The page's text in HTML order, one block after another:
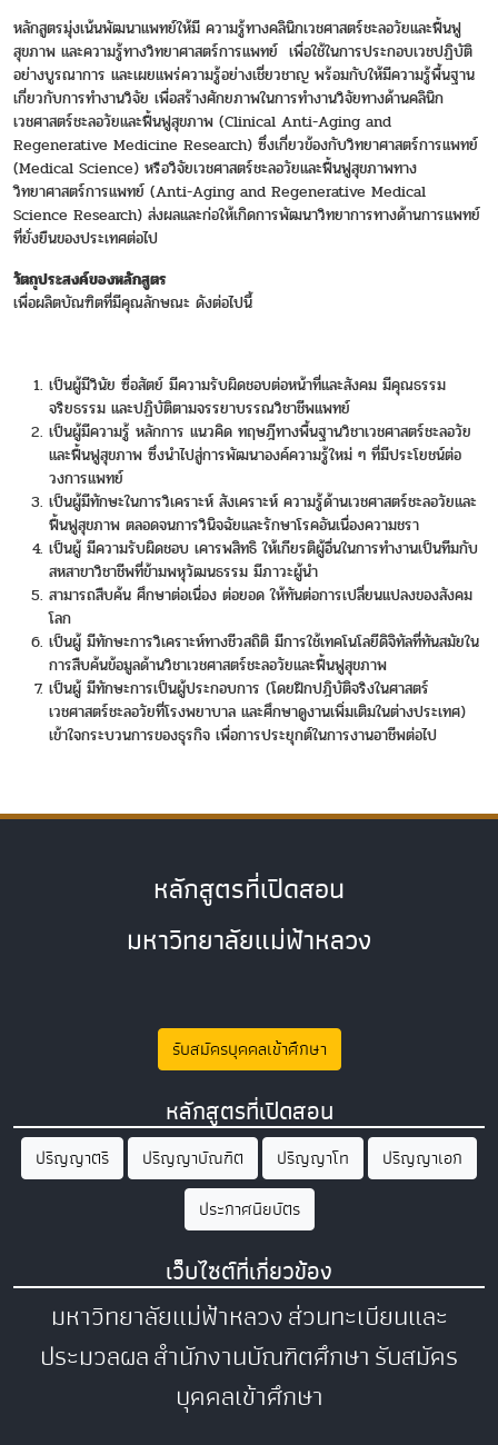
หลักสูตรมุ่งเน้นพัฒนาแพทย์ให้มี ความรู้ทางคลินิกเวชศาสตร์ชะลอวัยและฟื้นฟู
สุขภาพ และความรู้ทางวิทยาศาสตร์การแพทย์ เพื่อใช้ในการประกอบเวชปฏิบัติ
อย่างบูรณาการ และเผยแพร่ความรู้อย่างเชี่ยวชาญ พร้อมกับให้มีความรู้พื้นฐาน
เกี่ยวกับการทำงานวิจัย เพื่อสร้างศักยภาพในการทำงานวิจัยทางด้านคลินิก
เวชศาสตร์ชะลอวัยและฟื้นฟูสุขภาพ (Clinical Anti-Aging and
Regenerative Medicine Research) ซึ่งเกี่ยวข้องกับวิทยาศาสตร์การแพทย์
(Medical Science) หรือวิจัยเวชศาสตร์ชะลอวัยและฟื้นฟูสุขภาพทาง
วิทยาศาสตร์การแพทย์ (Anti-Aging and Regenerative Medical
Science Research) ส่งผลและก่อให้เกิดการพัฒนาวิทยาการทางด้านการแพทย์
ที่ยั่งยืนของประเทศต่อไป
วัตถุประสงค์ของหลักสูตร
เพื่อผลิตบัณฑิตที่มีคุณลักษณะ ดังต่อไปนี้
เป็นผู้มีวินัย ซื่อสัตย์ มีความรับผิดชอบต่อหน้าที่และสังคม มีคุณธรรม
จริยธรรม และปฏิบัติตามจรรยาบรรณวิชาชีพแพทย์
เป็นผู้มีความรู้ หลักการ แนวคิด ทฤษฎีทางพื้นฐานวิชาเวชศาสตร์ชะลอวัย
และฟื้นฟูสุขภาพ ซึ่งนำไปสู่การพัฒนาองค์ความรู้ใหม่ ๆ ที่มีประโยชน์ต่อ
วงการแพทย์
เป็นผู้มีทักษะในการวิเคราะห์ สังเคราะห์ ความรู้ด้านเวชศาสตร์ชะลอวัยและ
ฟื้นฟูสุขภาพ ตลอดจนการวินิจฉัยและรักษาโรคอันเนื่องความชรา
เป็นผู้ มีความรับผิดชอบ เคารพสิทธิ ให้เกียรติผู้อื่นในการทำงานเป็นทีมกับ
สหสาขาวิชาชีพที่ข้ามพหุวัฒนธรรม มีภาวะผู้นำ
สามารถสืบค้น ศึกษาต่อเนื่อง ต่อยอด ให้ทันต่อการเปลี่ยนแปลงของสังคม
โลก
เป็นผู้ มีทักษะการวิเคราะห์ทางชีวสถิติ มีการใช้เทคโนโลยีดิจิทัลที่ทันสมัยใน
การสืบค้นข้อมูลด้านวิชาเวชศาสตร์ชะลอวัยและฟื้นฟูสุขภาพ
เป็นผู้ มีทักษะการเป็นผู้ประกอบการ (โดยฝึกปฎิบัติจริงในศาสตร์
เวชศาสตร์ชะลอวัยที่โรงพยาบาล และศึกษาดูงานเพิ่มเติมในต่างประเทศ)
เข้าใจกระบวนการของธุรกิจ เพื่อการประยุกต์ในการงานอาชีพต่อไป
หลักสูตรที่เปิดสอน
มหาวิทยาลัยแม่ฟ้าหลวง
รับสมัครบุคคลเข้าศึกษา
หลักสูตรที่เปิดสอน
ปริญญาตรี ปริญญาบัณฑิต ปริญญาโท
ปริญญาเอก
ประกาศนียบัตร
เว็บไซต์ที่เกี่ยวข้อง
มหาวิทยาลัยแม่ฟ้าหลวงส่วนทะเบียนและ
ประมวลผลสำนักงานบัณฑิตศึกษารับสมัคร
บุคคลเข้าศึกษา